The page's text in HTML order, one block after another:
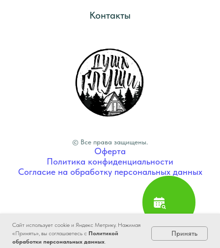
Контакты
© Все права защищены.
Оферта
Политика конфиденциальности
Согласие на обработку персональных данных
Сайт использует cookie и Яндекс Метрику. Нажимая
«Принять», вы соглашаетесь с Политикой
обработки персональных данных.
Принять
Made on